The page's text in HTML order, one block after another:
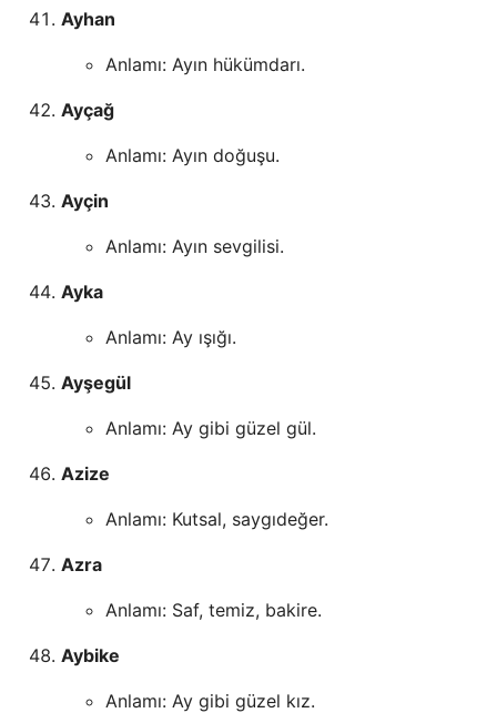
Ayhan
Anlamı: Ayın hükümdarı.
Ayçağ
Anlamı: Ayın doğuşu.
Ayçin
Anlamı: Ayın sevgilisi.
Ayka
Anlamı: Ay ışığı.
Ayşegül
Anlamı: Ay gibi güzel gül.
Azize
Anlamı: Kutsal, saygıdeğer.
Azra
Anlamı: Saf, temiz, bakire.
Aybike
Anlamı: Ay gibi güzel kız.